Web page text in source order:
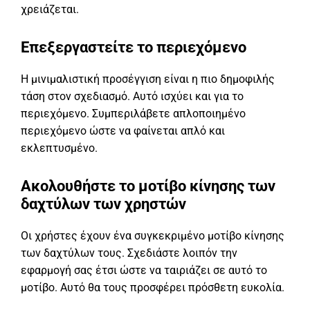
χρειάζεται.
Επεξεργαστείτε το περιεχόμενο
Η μινιμαλιστική προσέγγιση είναι η πιο δημοφιλής
τάση στον σχεδιασμό. Αυτό ισχύει και για το
περιεχόμενο. Συμπεριλάβετε απλοποιημένο
περιεχόμενο ώστε να φαίνεται απλό και
εκλεπτυσμένο.
Ακολουθήστε το μοτίβο κίνησης των
δαχτύλων των χρηστών
Οι χρήστες έχουν ένα συγκεκριμένο μοτίβο κίνησης
των δαχτύλων τους. Σχεδιάστε λοιπόν την
εφαρμογή σας έτσι ώστε να ταιριάζει σε αυτό το
μοτίβο. Αυτό θα τους προσφέρει πρόσθετη ευκολία.